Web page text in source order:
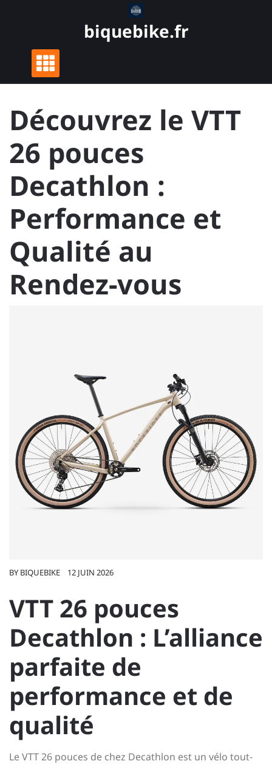
biquebike.fr
Découvrez le VTT
26 pouces
Decathlon :
Performance et
Qualité au
Rendez-vous
BY BIQUEBIKE 12 JUIN 2026
VTT 26 pouces
Decathlon : L’alliance
parfaite de
performance et de
qualité
Le VTT 26 pouces de chez Decathlon est un vélo tout-